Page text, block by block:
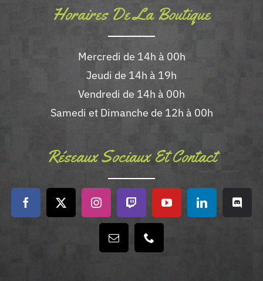
Horaires De La Boutique
Mercredi de 14h à 00h
Jeudi de 14h à 19h
Vendredi de 14h à 00h
Samedi et Dimanche de 12h à 00h
Réseaux Sociaux Et Contact